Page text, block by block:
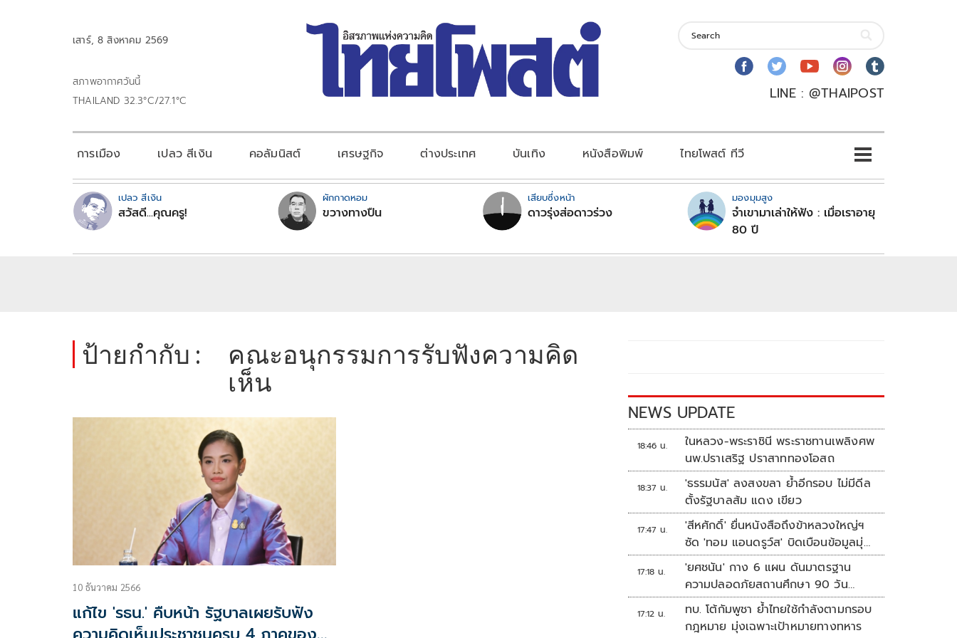
เสาร์, 8 สิงหาคม 2569
สภาพอากาศวันนี้
THAILAND 32.3°C/27.1°C
LINE : @THAIPOST
การเมือง เปลว สีเงิน คอลัมนิสต์ เศรษฐกิจ ต่างประเทศ บันเทิง หนังสือพิมพ์ ไทยโพสต์ ทีวี
เปลว สีเงิน
สวัสดี...คุณครู!
ผักกาดหอม
ขวางทางปืน
เสียบซึ่งหน้า
ดาวรุ่งส่อดาวร่วง
มองมุมสูง
จำเขามาเล่าให้ฟัง : เมื่อเราอายุ
80 ปี
ป้ายกำกับ :
คณะอนุกรรมการรับฟังความคิด
เห็น
10 ธันวาคม 2566
แก้ไข 'รธน.' คืบหน้า รัฐบาลเผยรับฟัง
NEWS UPDATE
18:46 น.
ในหลวง-พระราชินี พระราชทานเพลิงศพ
นพ.ปราเสริฐ ปราสาททองโอสถ
18:37 น.
'ธรรมนัส' ลงสงขลา ย้ำอีกรอบ ไม่มีดีล
ตั้งรัฐบาลส้ม แดง เขียว
17:47 น.
'สีหศักดิ์' ยื่นหนังสือถึงข้าหลวงใหญ่ฯ
ซัด 'ทอม แอนดรูว์ส' บิดเบือนข้อมูลมุ่ง
แสวงหาผลประโยชน์ทางการเมือง
17:18 น.
'ยศชนัน' กาง 6 แผน ดันมาตรฐาน
ความปลอดภัยสถานศึกษา 90 วัน
ป้องกันก่อเหตุรุนแรง
17:12 น.
ทบ. โต้กัมพูชา ย้ำไทยใช้กำลังตามกรอบ
กฎหมาย มุ่งเฉพาะเป้าหมายทางทหาร